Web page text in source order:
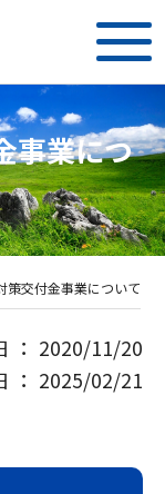
事業につ
策交付金事業について
： 2020/11/20
： 2025/02/21